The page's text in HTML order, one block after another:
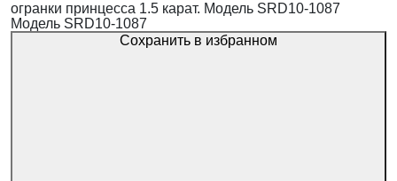
огранки принцесса 1.5 карат. Модель SRD10-1087
Модель SRD10-1087
Сохранить в избранном